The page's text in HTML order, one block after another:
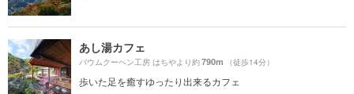
あし湯カフェ
バウムクーヘン工房 はちやより約790m （徒歩14分）
歩いた足を癒すゆったり出来るカフェ